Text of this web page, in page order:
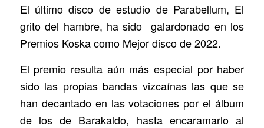
El último disco de estudio de Parabellum, El
grito del hambre, ha sido galardonado en los
Premios Koska como Mejor disco de 2022.
El premio resulta aún más especial por haber
sido las propias bandas vizcaínas las que se
han decantado en las votaciones por el álbum
de los de Barakaldo, hasta encaramarlo al